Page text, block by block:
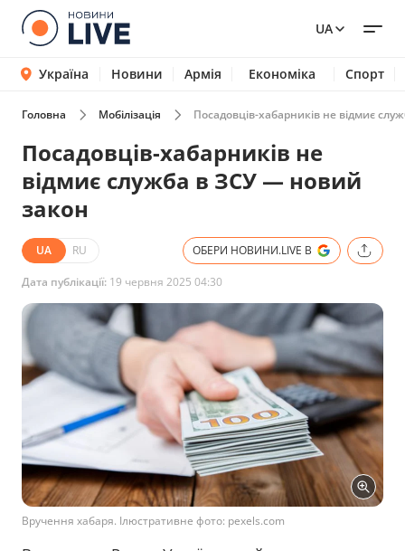
UA
Україна Новини Армія Економіка Спорт
Головна Мобілізація Посадовців-хабарників не відмиє
Посадовців-хабарників не
відмиє служба в ЗСУ — новий
закон
UA RU ОБЕРИ НОВИНИ.LIVE В
Дата публікації: 19 червня 2025 04:30
Вручення хабаря. Ілюстративне фото: pexels.com